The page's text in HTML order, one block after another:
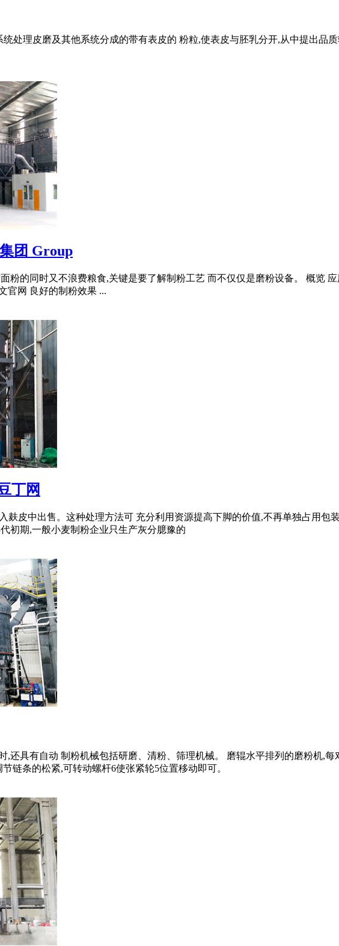
处理皮磨及其他系统分成的带有表皮的 粉粒,使表皮与胚乳分开,从中提出品
团 Group
粉的同时又不浪费粮食,关键是要了解制粉工艺 而不仅仅是磨粉设备。 概览
官网 良好的制粉效果 ...
丁网
麸皮中出售。这种处理方法可 充分利用资源提高下脚的价值,不再单独占用包
初期,一般小麦制粉企业只生产灰分臆豫的
,还具有自动 制粉机械包括研磨、清粉、筛理机械。 磨辊水平排列的磨粉机,
链条的松紧,可转动螺杆6使张紧轮5位置移动即可。